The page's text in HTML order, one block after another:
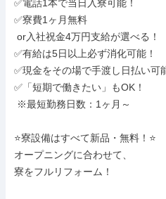
✅電話1本で当日入寮可能！
✅寮費1ヶ月無料
✅有給は5日以上必ず消化可能！
✅現金をその場で手渡し日払い可
✅「短期で働きたい」もOK！
⭐寮設備はすべて新品・無料！⭐
オープニングに合わせて、
寮をフルリフォーム！